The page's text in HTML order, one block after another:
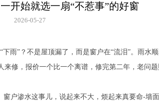
开始就选一扇“不惹事”的好窗
2026-05-27
雨”？不是屋顶漏了，而是窗户在“流泪”。雨水
修，报价一个比一个离谱，修完第二年，老问
户渗水这事儿，说起来不大，烦起来真要命-墙